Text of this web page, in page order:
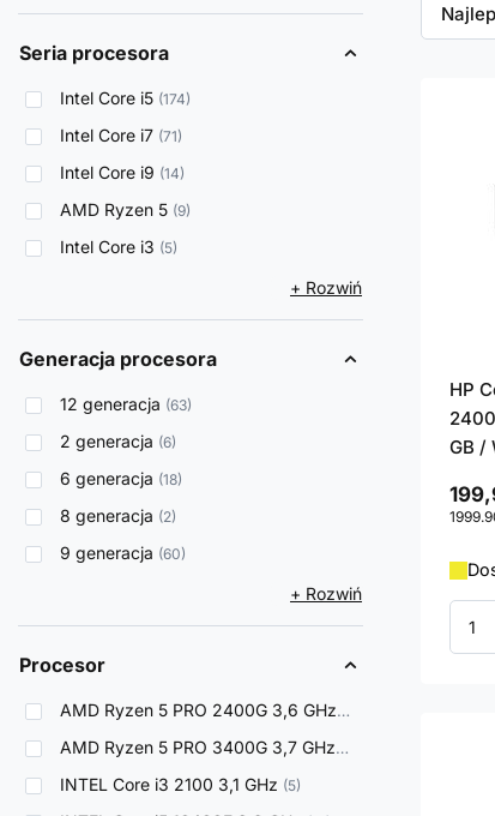
Seria procesora
Intel Core i5 174
Intel Core i7 71
Intel Core i9 14
AMD Ryzen 5 9
Intel Core i3 5
+ Rozwiń
Generacja procesora
12 generacja 63
2 generacja 6
6 generacja 18
8 generacja 2
9 generacja 60
+ Rozwiń
Procesor
AMD Ryzen 5 PRO 2400G 3,6 GHz 6
AMD Ryzen 5 PRO 3400G 3,7 GHz 3
INTEL Core i3 2100 3,1 GHz 5
HP
GB /